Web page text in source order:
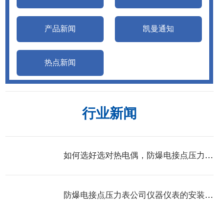
产品新闻 凯曼通知
热点新闻
行业新闻
如何选好选对热电偶，防爆电接点压力表公司给您支招。
防爆电接点压力表公司仪器仪表的安装注意事项